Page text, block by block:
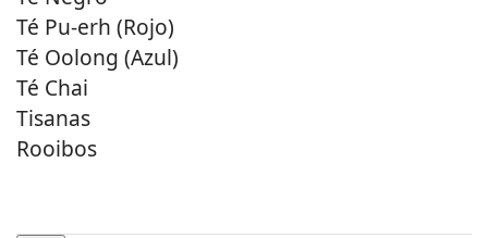
Té Pu-erh (Rojo)
Té Oolong (Azul)
Té Chai
Tisanas
Rooibos